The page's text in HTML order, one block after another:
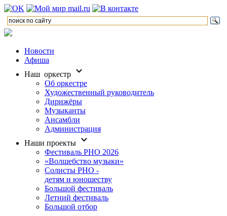
Новости
Афиша
Наш оркестр
Об оркестре
Художественный руководитель
Дирижёры
Музыканты
Ансамбли
Администрация
Наши проекты
Фестиваль РНО 2026
«Волшебство музыки»
Солисты РНО -
детям и юношеству
Большой фестиваль
Летний фестиваль
Большой отбор